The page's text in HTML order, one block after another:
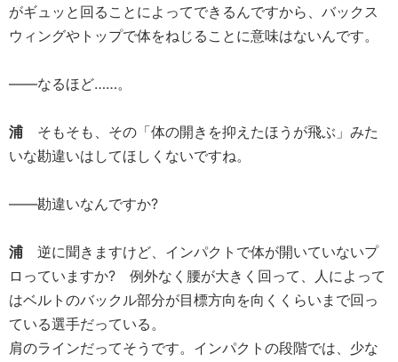
がギュッと回ることによってできるんですから、バックス
ウィングやトップで体をねじることに意味はないんです。
――なるほど……。
浦 そもそも、その「体の開きを抑えたほうが飛ぶ」みた
いな勘違いはしてほしくないですね。
――勘違いなんですか?
浦 逆に聞きますけど、インパクトで体が開いていないプ
ロっていますか? 例外なく腰が大きく回って、人によって
はベルトのバックル部分が目標方向を向くくらいまで回っ
ている選手だっている。
肩のラインだってそうです。インパクトの段階では、少な